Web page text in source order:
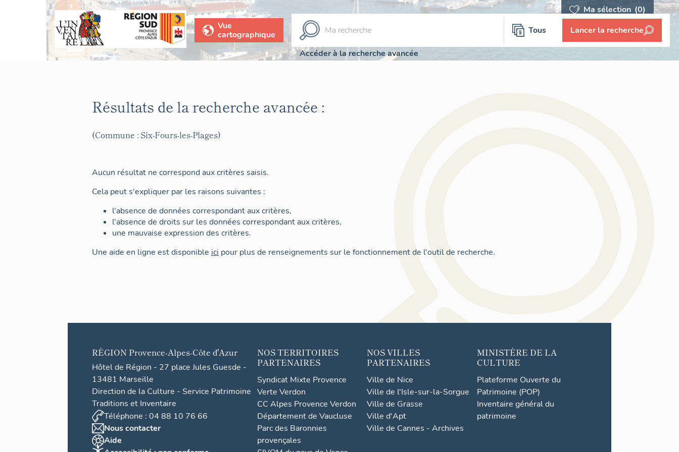
Ma sélection (0)
Vue
cartographique
Tous Lancer la recherche
Accéder à la recherche avancée
Résultats de la recherche avancée :
(Commune : Six-Fours-les-Plages)
Aucun résultat ne correspond aux critères saisis.
Cela peut s'expliquer par les raisons suivantes :
l'absence de données correspondant aux critères,
l'absence de droits sur les données correspondant aux critères,
une mauvaise expression des critères.
Une aide en ligne est disponible ici pour plus de renseignements sur le fonctionnement de l'outil de recherche.
RÉGION Provence-Alpes-Côte d'Azur
Hôtel de Région - 27 place Jules Guesde -
13481 Marseille
Direction de la Culture - Service Patrimoine
Traditions et Inventaire
Téléphone : 04 88 10 76 66
Nous contacter
Aide
NOS TERRITOIRES
PARTENAIRES
Syndicat Mixte Provence
Verte Verdon
CC Alpes Provence Verdon
Département de Vaucluse
Parc des Baronnies
provençales
NOS VILLES
PARTENAIRES
Ville de Nice
Ville de l'Isle-sur-la-Sorgue
Ville de Grasse
Ville d'Apt
Ville de Cannes - Archives
MINISTÈRE DE LA
CULTURE
Plateforme Ouverte du
Patrimoine (POP)
Inventaire général du
patrimoine